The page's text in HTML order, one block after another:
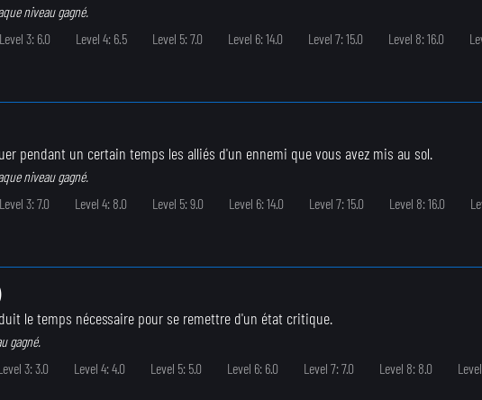
niveau gagné.
Level 3: 6.0 Level 4: 6.5 Level 5: 7.0 Level 6: 14.0 Level 7: 15.0 Level 8: 16.0
pendant un certain temps les alliés d'un ennemi que vous avez mis au sol.
niveau gagné.
Level 3: 7.0 Level 4: 8.0 Level 5: 9.0 Level 6: 14.0 Level 7: 15.0 Level 8: 16.0
le temps nécessaire pour se remettre d'un état critique.
gagné.
3: 3.0 Level 4: 4.0 Level 5: 5.0 Level 6: 6.0 Level 7: 7.0 Level 8: 8.0